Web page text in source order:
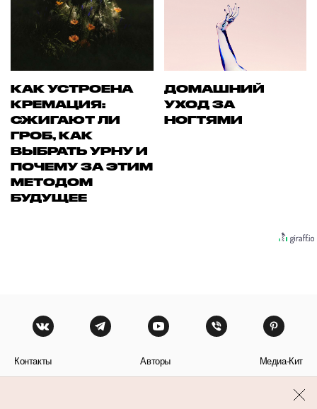
КАК УСТРОЕНА
КРЕМАЦИЯ:
СЖИГАЮТ ЛИ
ГРОБ, КАК
ВЫБРАТЬ УРНУ И
ПОЧЕМУ ЗА ЭТИМ
МЕТОДОМ
БУДУЩЕЕ
ДОМАШНИЙ
УХОД ЗА
НОГТЯМИ
Контакты Авторы Медиа-Кит